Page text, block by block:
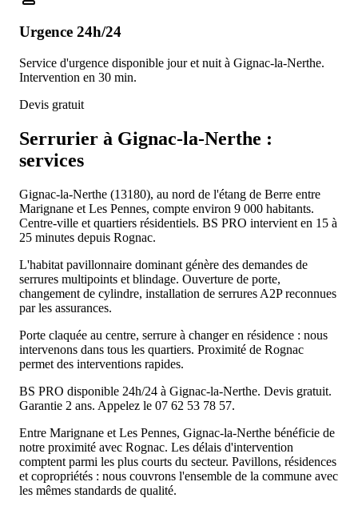
Urgence 24h/24
Service d'urgence disponible jour et nuit à Gignac-la-Nerthe.
Intervention en 30 min.
Devis gratuit
Serrurier à Gignac-la-Nerthe :
services
Gignac-la-Nerthe (13180), au nord de l'étang de Berre entre
Marignane et Les Pennes, compte environ 9 000 habitants.
Centre-ville et quartiers résidentiels. BS PRO intervient en 15 à
25 minutes depuis Rognac.
L'habitat pavillonnaire dominant génère des demandes de
serrures multipoints et blindage. Ouverture de porte,
changement de cylindre, installation de serrures A2P reconnues
par les assurances.
Porte claquée au centre, serrure à changer en résidence : nous
intervenons dans tous les quartiers. Proximité de Rognac
permet des interventions rapides.
BS PRO disponible 24h/24 à Gignac-la-Nerthe. Devis gratuit.
Garantie 2 ans. Appelez le 07 62 53 78 57.
Entre Marignane et Les Pennes, Gignac-la-Nerthe bénéficie de
notre proximité avec Rognac. Les délais d'intervention
comptent parmi les plus courts du secteur. Pavillons, résidences
et copropriétés : nous couvrons l'ensemble de la commune avec
les mêmes standards de qualité.